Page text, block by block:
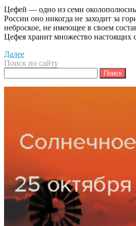
Цефей — одно из семи
России оно никогда не заходит за
неброское, не имеющее в своем
Цефея хранит множество настоящих
Далее
Поиск по сайту